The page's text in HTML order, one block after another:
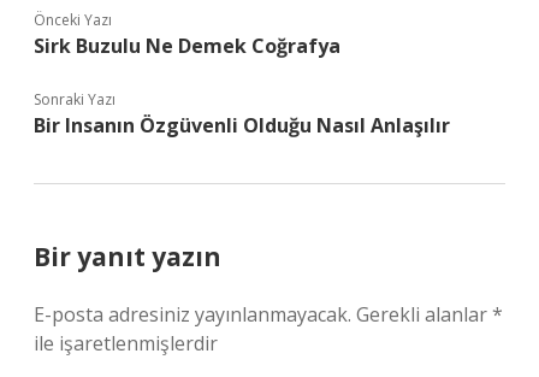
Önceki Yazı
Sirk Buzulu Ne Demek Coğrafya
Sonraki Yazı
Bir Insanın Özgüvenli Olduğu Nasıl Anlaşılır
Bir yanıt yazın
E-posta adresiniz yayınlanmayacak. Gerekli alanlar*
ile işaretlenmişlerdir